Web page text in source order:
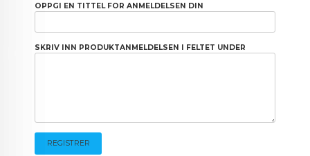
OPPGI EN TITTEL FOR ANMELDELSEN DIN
SKRIV INN PRODUKTANMELDELSEN I FELTET UNDER